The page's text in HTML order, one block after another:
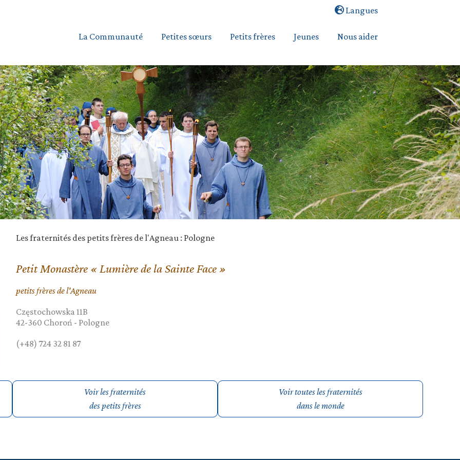
Langues
La Communauté Petites sœurs Petits frères Jeunes Nous aider
Les fraternités des petits frères de l'Agneau : Pologne
Petit Monastère « Lumière de la Sainte Face »
petits frères de l'Agneau
Częstochowska 11B
42-360 Choroń - Pologne
(+48) 724 32 81 87
Voir les fraternités
des petits frères
Voir toutes les fraternités
dans le monde